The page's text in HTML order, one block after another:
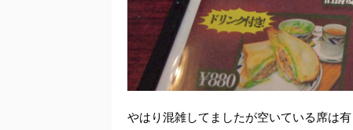
やはり混雑してましたが空いている席は